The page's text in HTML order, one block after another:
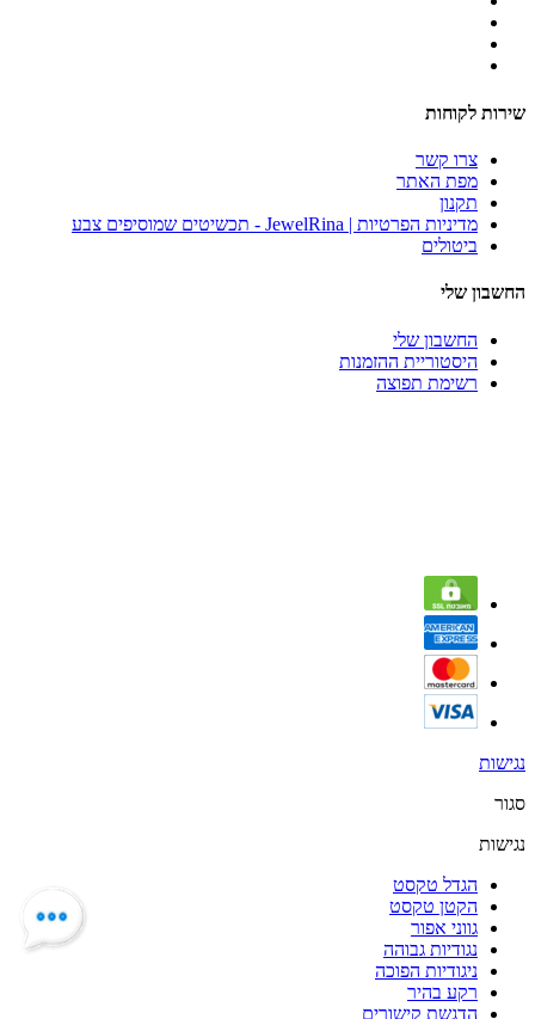
שירות לקוחות
צרו קשר
מפת האתר
תקנון
מדיניות הפרטיות | JewelRina - תכשיטים שמוסיפים צבע
ביטולים
החשבון שלי
החשבון שלי
היסטוריית ההזמנות
רשימת תפוצה
נגישות
סגור
נגישות
הגדל טקסט
הקטן טקסט
גווני אפור
נגודיות גבוהה
ניגודיות הפוכה
רקע בהיר
הדגשת קישורים